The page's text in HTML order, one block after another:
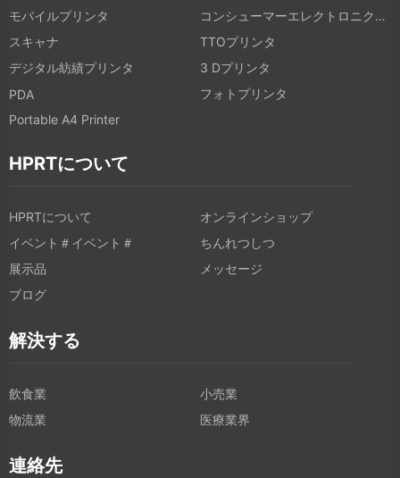
モバイルプリンタ
コンシューマーエレクトロニクス製品
スキャナ
TTOプリンタ
デジタル紡績プリンタ
3 Dプリンタ
PDA
フォトプリンタ
Portable A4 Printer
HPRTについて
HPRTについて
オンラインショップ
イベント＃イベント＃
ちんれつしつ
展示品
メッセージ
ブログ
解決する
飲食業
小売業
物流業
医療業界
連絡先